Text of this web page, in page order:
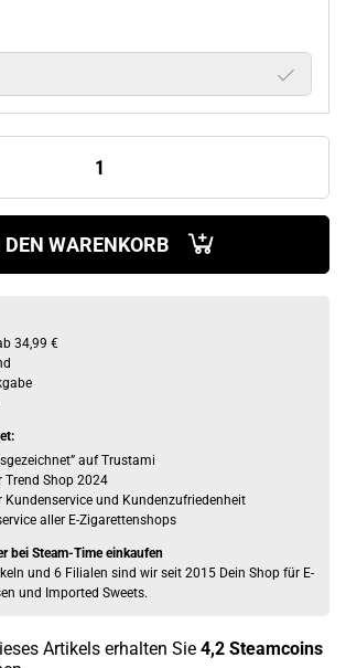
DEN WARENKORB
34,99 €
auf Trustami
Trend Shop 2024
Kundenservice und Kundenzufriedenheit
aller E-Zigarettenshops
bei Steam-Time einkaufen
und 6 Filialen sind wir seit 2015 Dein Shop für E-
und Imported Sweets.
Artikels erhalten Sie 4,2 Steamcoins